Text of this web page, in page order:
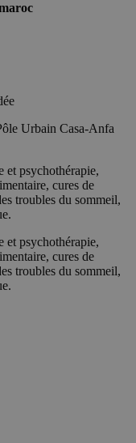
Urbain Casa-Anfa
et psychothérapie,
cures de
troubles du sommeil,
et psychothérapie,
cures de
troubles du sommeil,